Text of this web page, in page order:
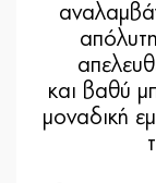
και βαθύ
μοναδική